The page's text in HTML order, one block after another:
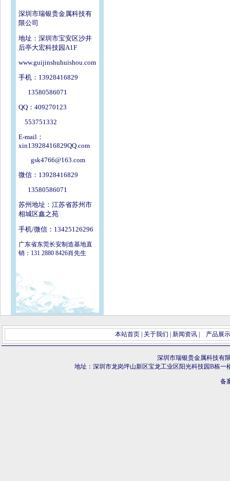
深圳市瑞银贵金属科技有
限公司
地址：深圳市宝安区沙井
后亭大宏科技园A1F
www.guijinshuhuishou.com
手机：13928416829
13580586071
QQ：409270123
553751332
E-mail：
xin13928416829QQ.com
gsk4766@163.com
微信：13928416829
13580586071
苏州地址：江苏省苏州市
相城区鑫之苑
手机/微信：13425126296
广东省东莞长安制造基地直
销：131 2880 8426肖先生
本站首页| 关于我们 新闻资讯| 产品展示
深圳市瑞银贵金属科技有
地址：深圳市龙岗坪山新区宝龙工业区阳光科技园B栋一
备